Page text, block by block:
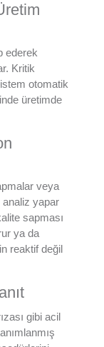
ederek
Kritik
otomatik
üretimde
veya
analiz yapar
sapması
ya da
reaktif değil
gibi acil